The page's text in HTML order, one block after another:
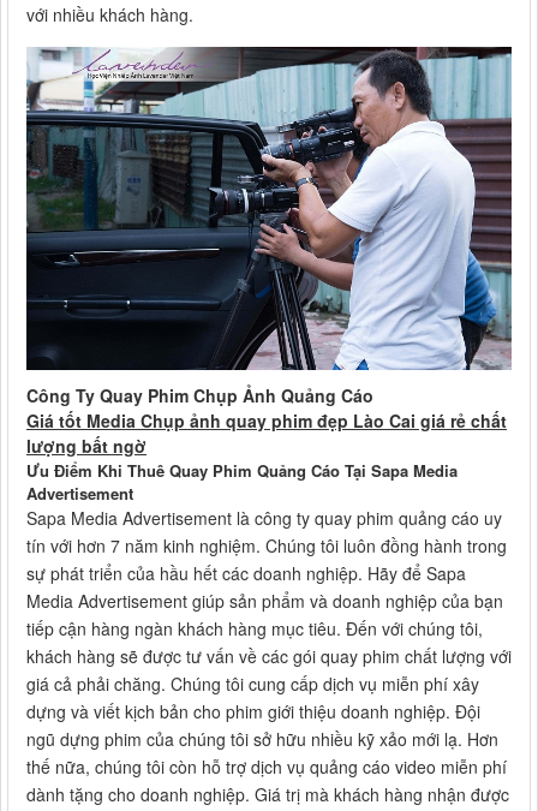
với nhiều khách hàng.
Công Ty Quay Phim Chụp Ảnh Quảng Cáo
Giá tốt Media Chụp ảnh quay phim đẹp Lào Cai giá rẻ chất
lượng bất ngờ
Ưu Điểm Khi Thuê Quay Phim Quảng Cáo Tại Sapa Media
Advertisement
Sapa Media Advertisement là công ty quay phim quảng cáo uy
tín với hơn 7 năm kinh nghiệm. Chúng tôi luôn đồng hành trong
sự phát triển của hầu hết các doanh nghiệp. Hãy để Sapa
Media Advertisement giúp sản phẩm và doanh nghiệp của bạn
tiếp cận hàng ngàn khách hàng mục tiêu. Đến với chúng tôi,
khách hàng sẽ được tư vấn về các gói quay phim chất lượng với
giá cả phải chăng. Chúng tôi cung cấp dịch vụ miễn phí xây
dựng và viết kịch bản cho phim giới thiệu doanh nghiệp. Đội
ngũ dựng phim của chúng tôi sở hữu nhiều kỹ xảo mới lạ. Hơn
thế nữa, chúng tôi còn hỗ trợ dịch vụ quảng cáo video miễn phí
dành tặng cho doanh nghiệp. Giá trị mà khách hàng nhận được